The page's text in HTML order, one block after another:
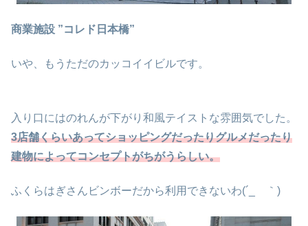
商業施設 ”コレド日本橋”
いや、もうただのカッコイイビルです。
入り口にはのれんが下がり和風テイストな雰囲気でした。
3店舗くらいあってショッピングだったりグルメだったり
建物によってコンセプトがちがうらしい。
ふくらはぎさんビンボーだから利用できないわ(´_ゝ｀)